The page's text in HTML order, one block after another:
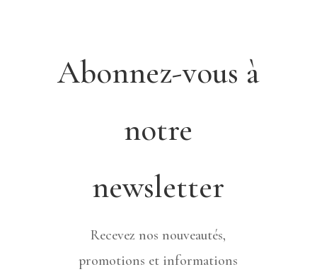
Abonnez-vous à
notre
newsletter
Recevez nos nouveautés,
promotions et informations